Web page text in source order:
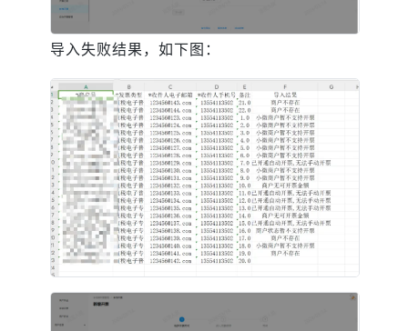
导入失败结果，如下图：